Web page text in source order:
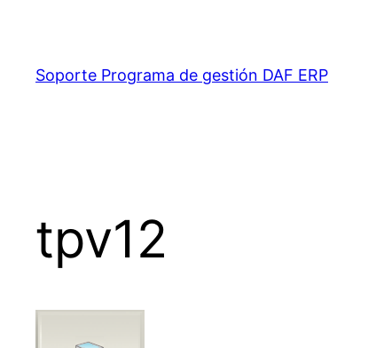
contenido
Soporte Programa de gestión DAF ERP
tpv12